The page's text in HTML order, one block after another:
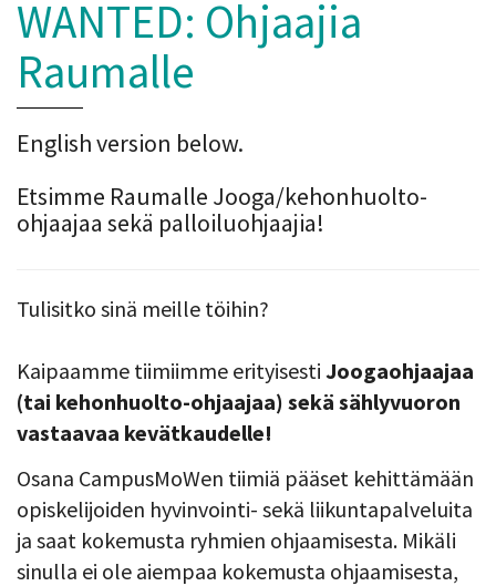
WANTED: Ohjaajia
Raumalle
English version below.
Etsimme Raumalle Jooga/kehonhuolto-
ohjaajaa sekä palloiluohjaajia!
Tulisitko sinä meille töihin?
Kaipaamme tiimiimme erityisesti Joogaohjaajaa
(tai kehonhuolto-ohjaajaa) sekä sählyvuoron
vastaavaa kevätkaudelle!
Osana CampusMoWen tiimiä pääset kehittämään
opiskelijoiden hyvinvointi- sekä liikuntapalveluita
ja saat kokemusta ryhmien ohjaamisesta. Mikäli
sinulla ei ole aiempaa kokemusta ohjaamisesta,